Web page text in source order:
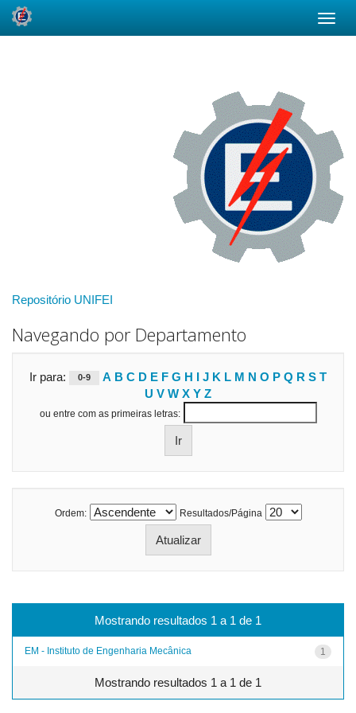
Repositório UNIFEI
Navegando por Departamento
Ir para: 0-9 A B C D E F G H I J K L M N O P Q R S T
U V W X Y Z
ou entre com as primeiras letras:
Ordem: Resultados/Página
Mostrando resultados 1 a 1 de 1
EM - Instituto de Engenharia Mecânica 1
Mostrando resultados 1 a 1 de 1